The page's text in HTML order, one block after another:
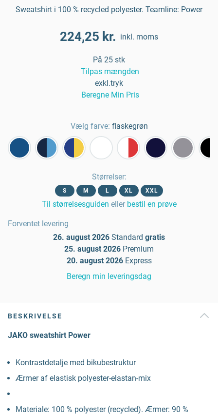
Sweatshirt i 100 % recycled polyester. Teamline: Power
224,25 kr. inkl. moms
På 25 stk
Tilpas mængden
exkl.tryk
Beregne Min Pris
Vælg farve: flaskegrøn
Størrelser:
S M L XL XXL
Til størrelsesguiden eller bestil en prøve
Forventet levering
26. august 2026 Standard gratis
25. august 2026 Premium
20. august 2026 Express
Beregn min leveringsdag
BESKRIVELSE
JAKO sweatshirt Power
Kontrastdetalje med bikubestruktur
Ærmer af elastisk polyester-elastan-mix
Materiale: 100 % polyester (recycled). Ærmer: 90 %